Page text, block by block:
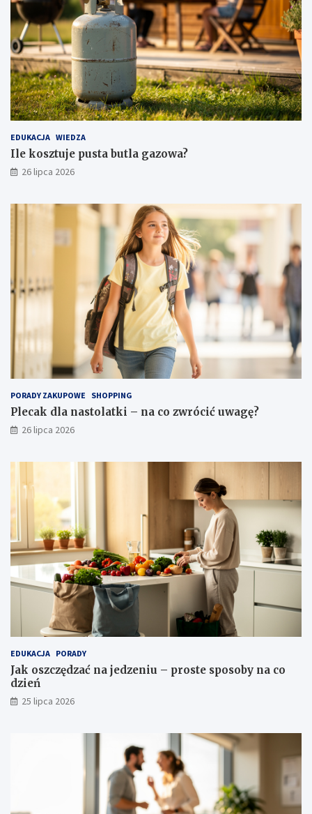
EDUKACJA WIEDZA
Ile kosztuje pusta butla gazowa?
26 lipca 2026
PORADY ZAKUPOWE SHOPPING
Plecak dla nastolatki – na co zwrócić uwagę?
26 lipca 2026
EDUKACJA PORADY
Jak oszczędzać na jedzeniu – proste sposoby na co
dzień
25 lipca 2026